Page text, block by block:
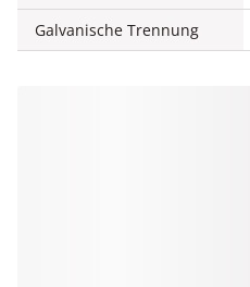
Galvanische Trennung